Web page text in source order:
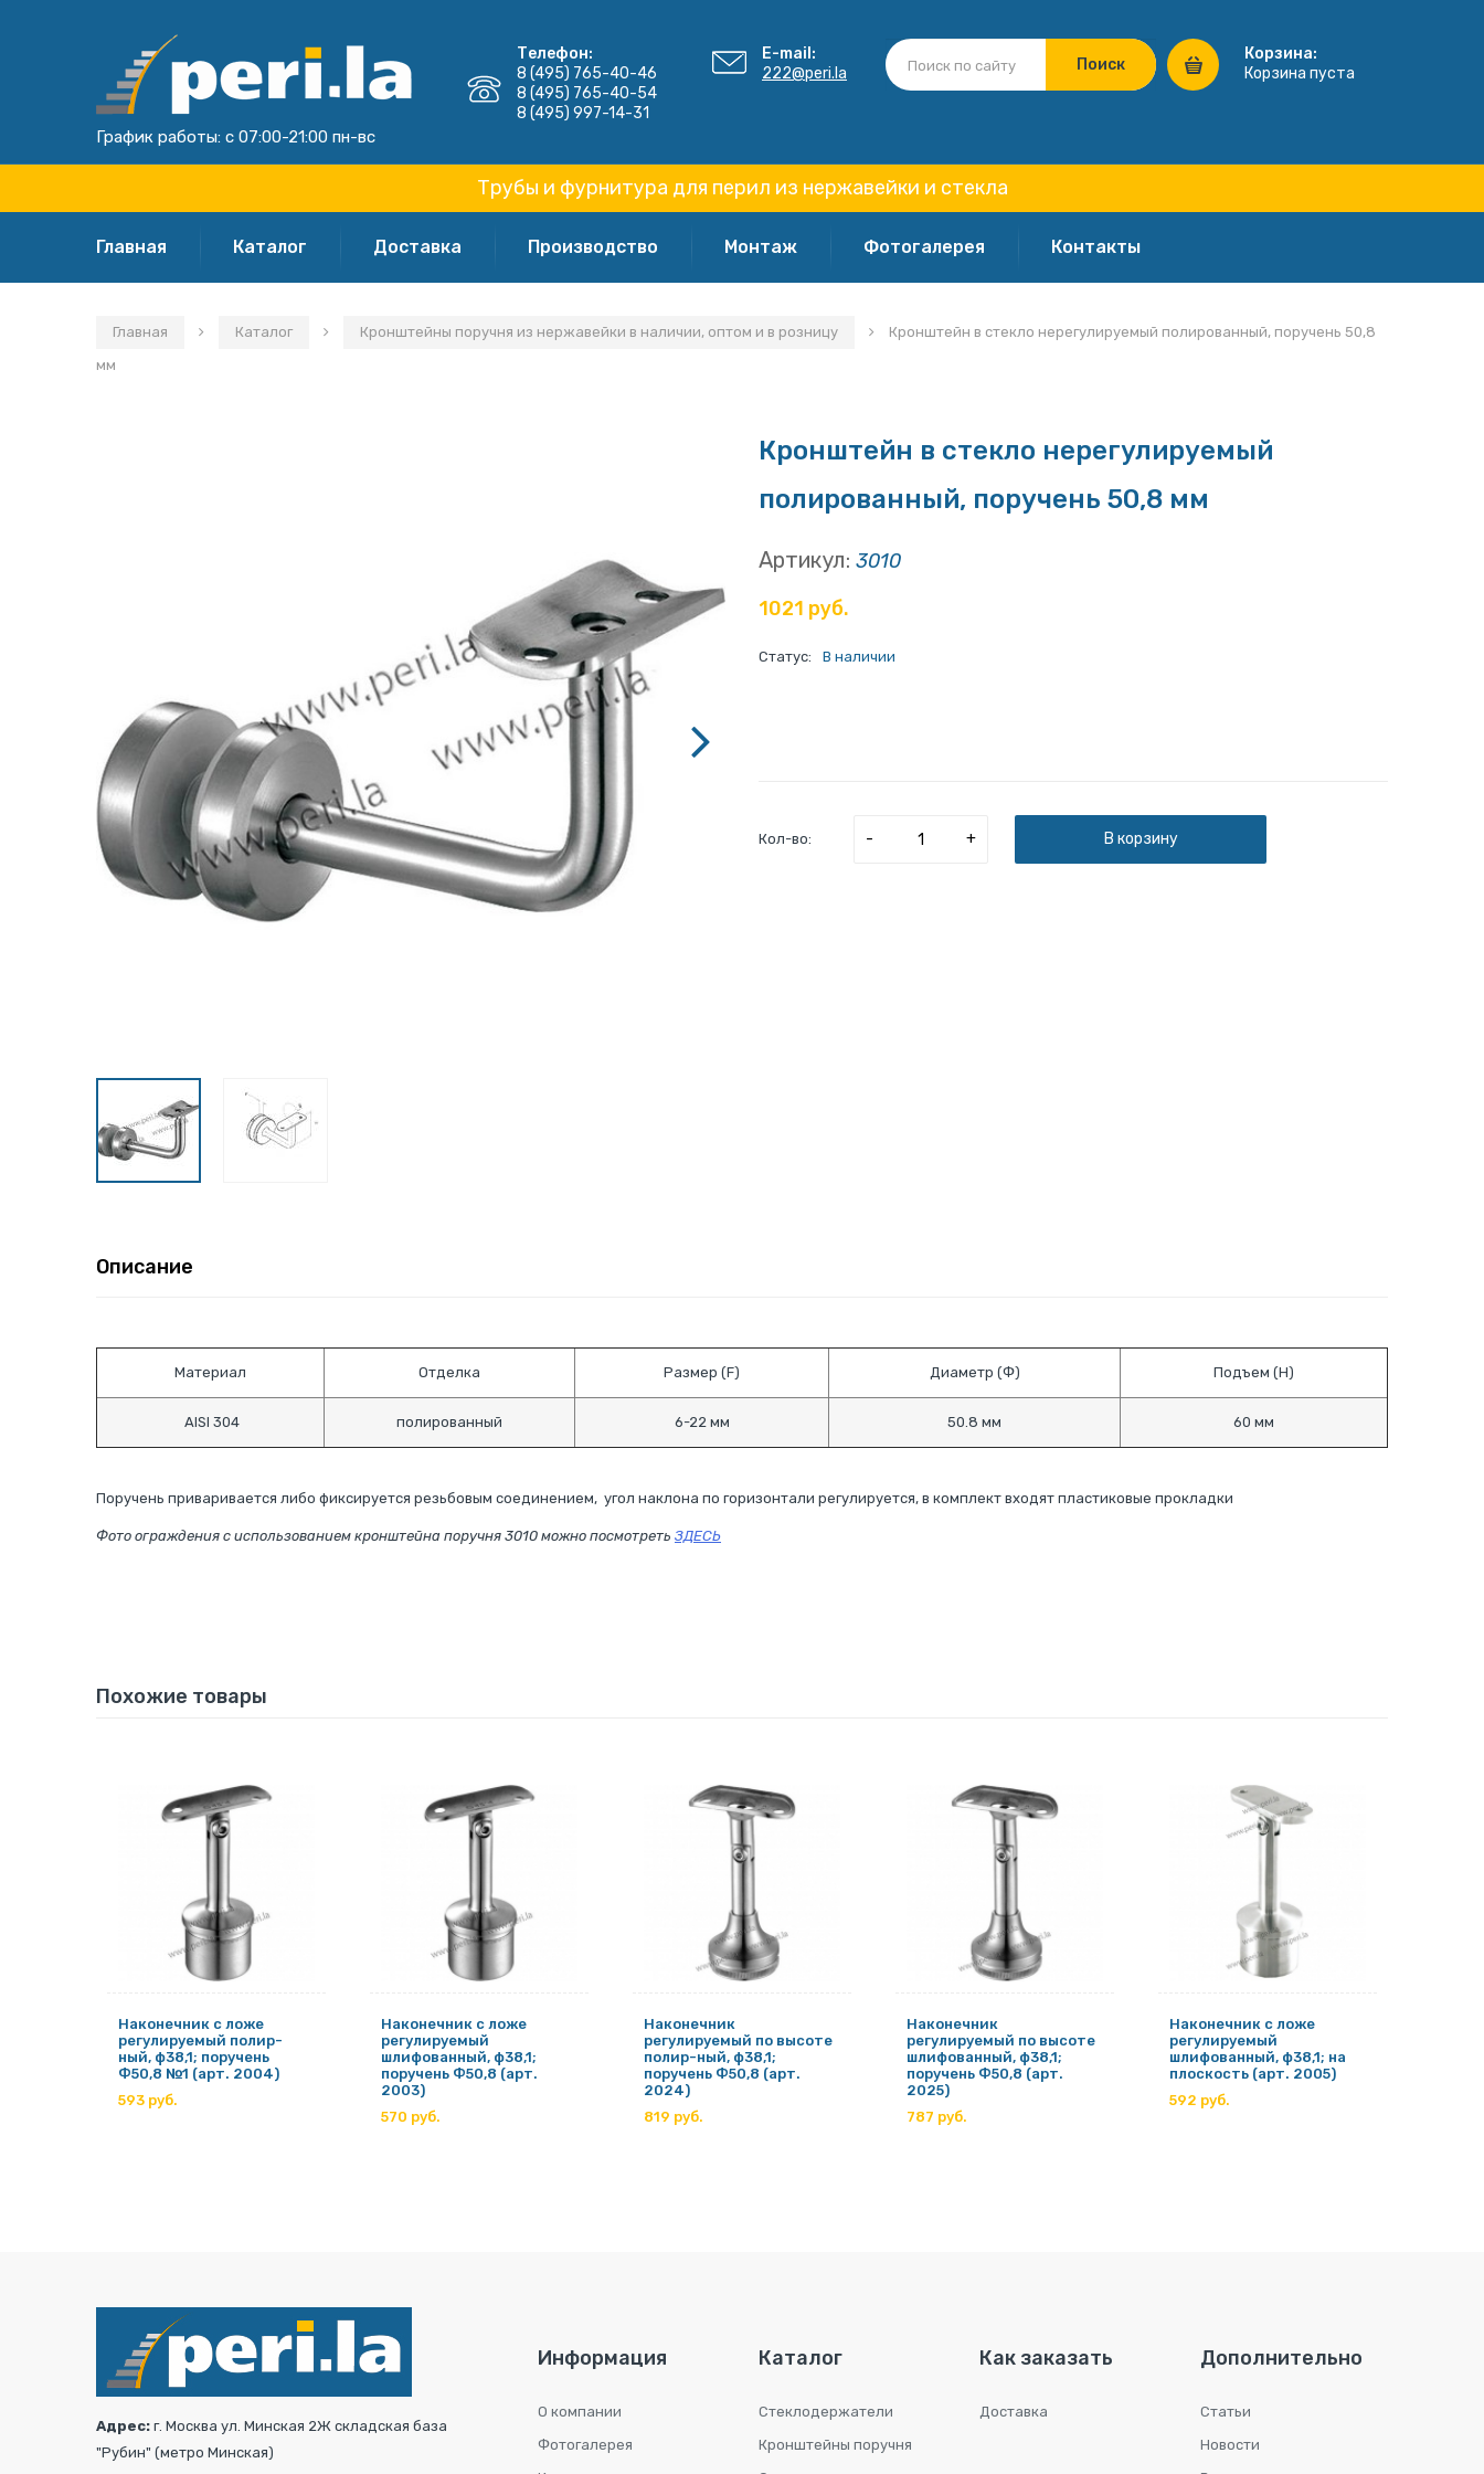
График работы: с 07:00-21:00 пн-вс
Телефон:
8 (495) 765-40-46
8 (495) 765-40-54
8 (495) 997-14-31
E-mail:
222@peri.la
Корзина:
Корзина пуста
Трубы и фурнитура для перил из нержавейки и стекла
Главная Каталог Доставка Производство Монтаж Фотогалерея Контакты
Главная Каталог Кронштейны поручня из нержавейки в наличии, оптом и в розницу
Кронштейн в стекло нерегулируемый полированный, поручень 50,8
мм
Кронштейн в стекло нерегулируемый
полированный, поручень 50,8 мм
Артикул: 3010
1021 руб.
Статус: В наличии
Кол-во: - + В корзину
Описание
Материал Отделка Размер (F) Диаметр (Ф) Подъем (Н)
AISI 304 полированный 6-22 мм 50.8 мм 60 мм
Поручень приваривается либо фиксируется резьбовым соединением, угол наклона по горизонтали регулируется, в комплект входят пластиковые прокладки
Фото ограждения с использованием кронштейна поручня 3010 можно посмотреть ЗДЕСЬ
Похожие товары
Наконечник с ложе
регулируемый полир-
ный, ф38,1; поручень
Ф50,8 №1 (арт. 2004)
593 руб.
Наконечник с ложе
регулируемый
шлифованный, ф38,1;
поручень Ф50,8 (арт.
2003)
570 руб.
Наконечник
регулируемый по высоте
полир-ный, ф38,1;
поручень Ф50,8 (арт.
2024)
819 руб.
Наконечник
регулируемый по высоте
шлифованный, ф38,1;
поручень Ф50,8 (арт.
2025)
787 руб.
Наконечник с ложе
регулируемый
шлифованный, ф38,1; на
плоскость (арт. 2005)
592 руб.
Адрес: г. Москва ул. Минская 2Ж складская база
"Рубин" (метро Минская)
Информация
О компании
Фотогалерея
Каталог
Стеклодержатели
Кронштейны поручня
Как заказать
Доставка
Дополнительно
Статьи
Новости